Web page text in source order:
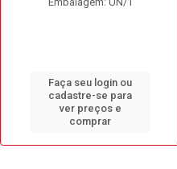
Faça seu login ou
cadastre-se para
ver preços e
comprar